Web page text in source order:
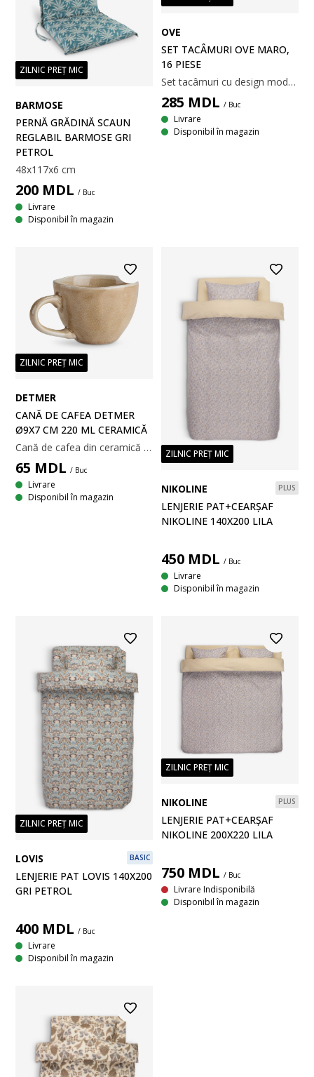
ZILNIC PREȚ MIC
BARMOSE
PERNĂ GRĂDINĂ SCAUN
REGLABIL BARMOSE GRI
PETROL
48x117x6 cm
200 MDL / Buc
Livrare
Disponibil în magazin
OVE
SET TACÂMURI OVE MARO,
16 PIESE
Set tacâmuri cu design modern, din oțel inoxidabil cu mânere maro închis. Cele 16 piese sunt îndeajuns pentru patru persoane. Se pot spăla la mașina de spălat vase.
285 MDL / Buc
Livrare
Disponibil în magazin
ZILNIC PREȚ MIC
DETMER
CANĂ DE CAFEA DETMER
Ø9X7 CM 220 ML CERAMICĂ
Cană de cafea din ceramică bej, cu finisaj texturat și formă rustică, rotunjită. Se poate spăla la mașina de spălat vase. Ø9x7 cm
65 MDL / Buc
Livrare
Disponibil în magazin
ZILNIC PREȚ MIC
NIKOLINE PLUS
LENJERIE PAT+CEARȘAF
NIKOLINE 140X200 LILA
450 MDL / Buc
Livrare
Disponibil în magazin
ZILNIC PREȚ MIC
LOVIS BASIC
LENJERIE PAT LOVIS 140X200
GRI PETROL
400 MDL / Buc
Livrare
Disponibil în magazin
ZILNIC PREȚ MIC
NIKOLINE PLUS
LENJERIE PAT+CEARȘAF
NIKOLINE 200X220 LILA
750 MDL / Buc
Livrare Indisponibilă
Disponibil în magazin